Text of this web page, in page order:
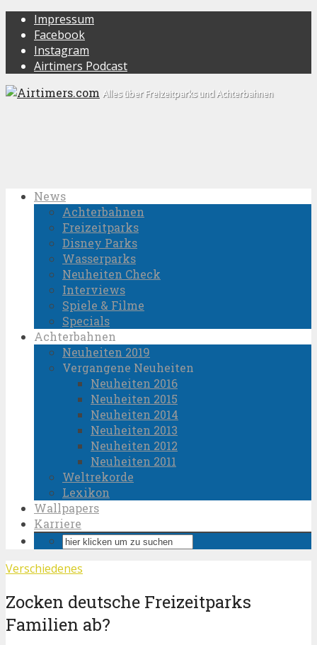
Impressum
Facebook
Instagram
Airtimers Podcast
Alles über Freizeitparks und Achterbahnen
News
Achterbahnen
Freizeitparks
Disney Parks
Wasserparks
Neuheiten Check
Interviews
Spiele & Filme
Specials
Achterbahnen
Neuheiten 2019
Vergangene Neuheiten
Neuheiten 2016
Neuheiten 2015
Neuheiten 2014
Neuheiten 2013
Neuheiten 2012
Neuheiten 2011
Weltrekorde
Lexikon
Wallpapers
Karriere
Verschiedenes
Zocken deutsche Freizeitparks
Familien ab?